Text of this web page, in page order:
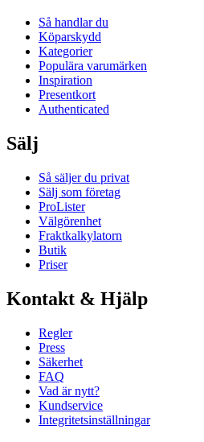
Så handlar du
Köparskydd
Kategorier
Populära varumärken
Inspiration
Presentkort
Authenticated
Sälj
Så säljer du privat
Sälj som företag
ProLister
Välgörenhet
Fraktkalkylatorn
Butik
Priser
Kontakt & Hjälp
Regler
Press
Säkerhet
FAQ
Vad är nytt?
Kundservice
Integritetsinställningar